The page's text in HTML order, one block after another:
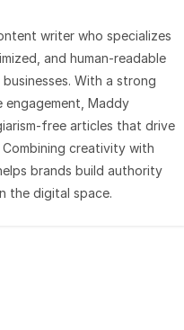
writer who specializes
and human-readable
With a strong
engagement, Maddy
free articles that drive
creativity with
brands build authority
the digital space.